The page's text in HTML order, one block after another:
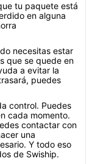
tu paquete está
en alguna
necesitas estar
que se quede en
a evitar la
puedes
control. Puedes
cada momento.
contactar con
una
Y todo eso
de Swiship.